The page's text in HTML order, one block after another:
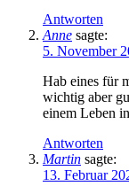
Antworten
Anne sagte:
5. November
Hab eines für
wichtig aber
einem Leben
Antworten
Martin sagte:
13. Februar